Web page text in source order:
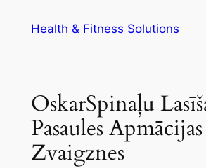
Health & Fitness Solutions
OskarSpinaļu
Pasaules Apmācijas
Zvaigznes